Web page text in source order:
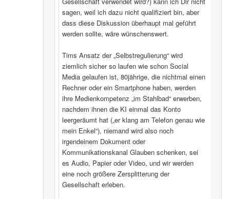
sagen, weil ich dazu nicht qualifiziert bin, aber
dass diese Diskussion überhaupt mal geführt
werden sollte, wäre wünschenswert.
Tims Ansatz der „Selbstregulierung“ wird
ziemlich sicher so laufen wie schon Social
Media gelaufen ist, 80jährige, die nichtmal einen
Rechner oder ein Smartphone haben, werden
ihre Medienkompetenz „im Stahlbad“ erwerben,
nachdem ihnen die KI einmal das Konto
leergeräumt hat („er klang am Telefon genau wie
mein Enkel“), niemand wird also noch
irgendeinem Dokument oder
Kommunikationskanal Glauben schenken, sei
es Audio, Papier oder Video, und wir werden
eine noch größere Zersplitterung der
Gesellschaft erleben.